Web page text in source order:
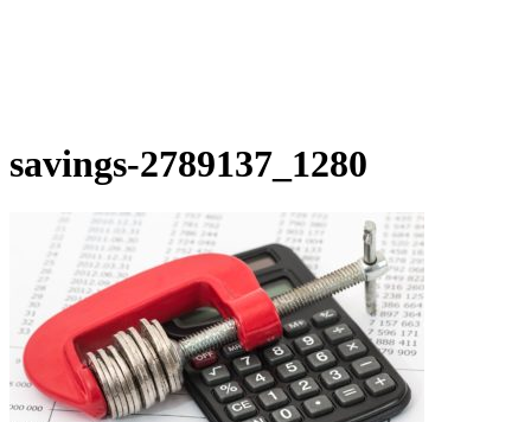
savings-2789137_1280